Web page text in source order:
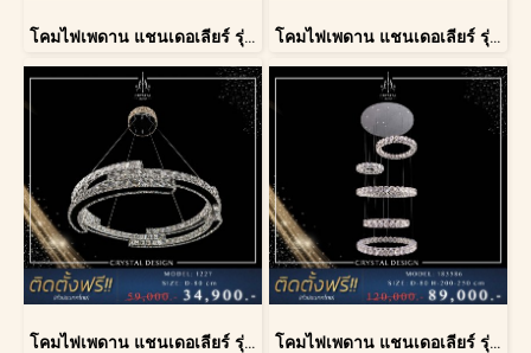
โคมไฟเพดาน แชนเดอเลียร์ รุ่น A028-D40 โคมไฟเพดาน แชนเดอเลียร์ รุ่น A028-D60
โคมไฟเพดาน แชนเดอเลียร์ รุ่น 1227 โคมไฟเพดาน แชนเดอเลียร์ รุ่น 183586